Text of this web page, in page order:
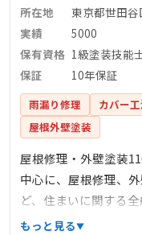
所在地
東京都世田谷
実績
5000
保有資格 1級塗装技能
保証
10年保証
雨漏り修理 カバー
屋根外壁塗装
屋根修理・外壁塗装
中心に、屋根修理、
ど、住まいに関する
見積・点検・調査は
もっと見る